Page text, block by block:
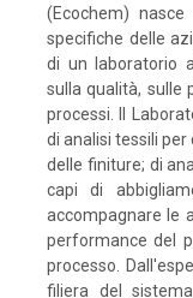
(Ecochem)
specifiche delle
di un laboratorio
sulla qualità, sulle
processi. Il
di analisi tessili
delle finiture; di
capi di
accompagnare le
performance del
processo.
filiera del